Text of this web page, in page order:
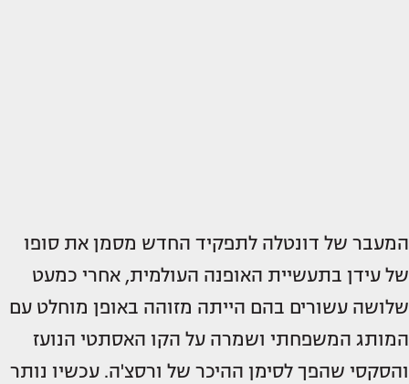
המעבר של דונטלה לתפקיד החדש מסמן את סופו
של עידן בתעשיית האופנה העולמית, אחרי כמעט
שלושה עשורים בהם הייתה מזוהה באופן מוחלט עם
המותג המשפחתי ושמרה על הקו האסתטי הנועז
והסקסי שהפך לסימן ההיכר של ורסצ'ה. עכשיו נותר